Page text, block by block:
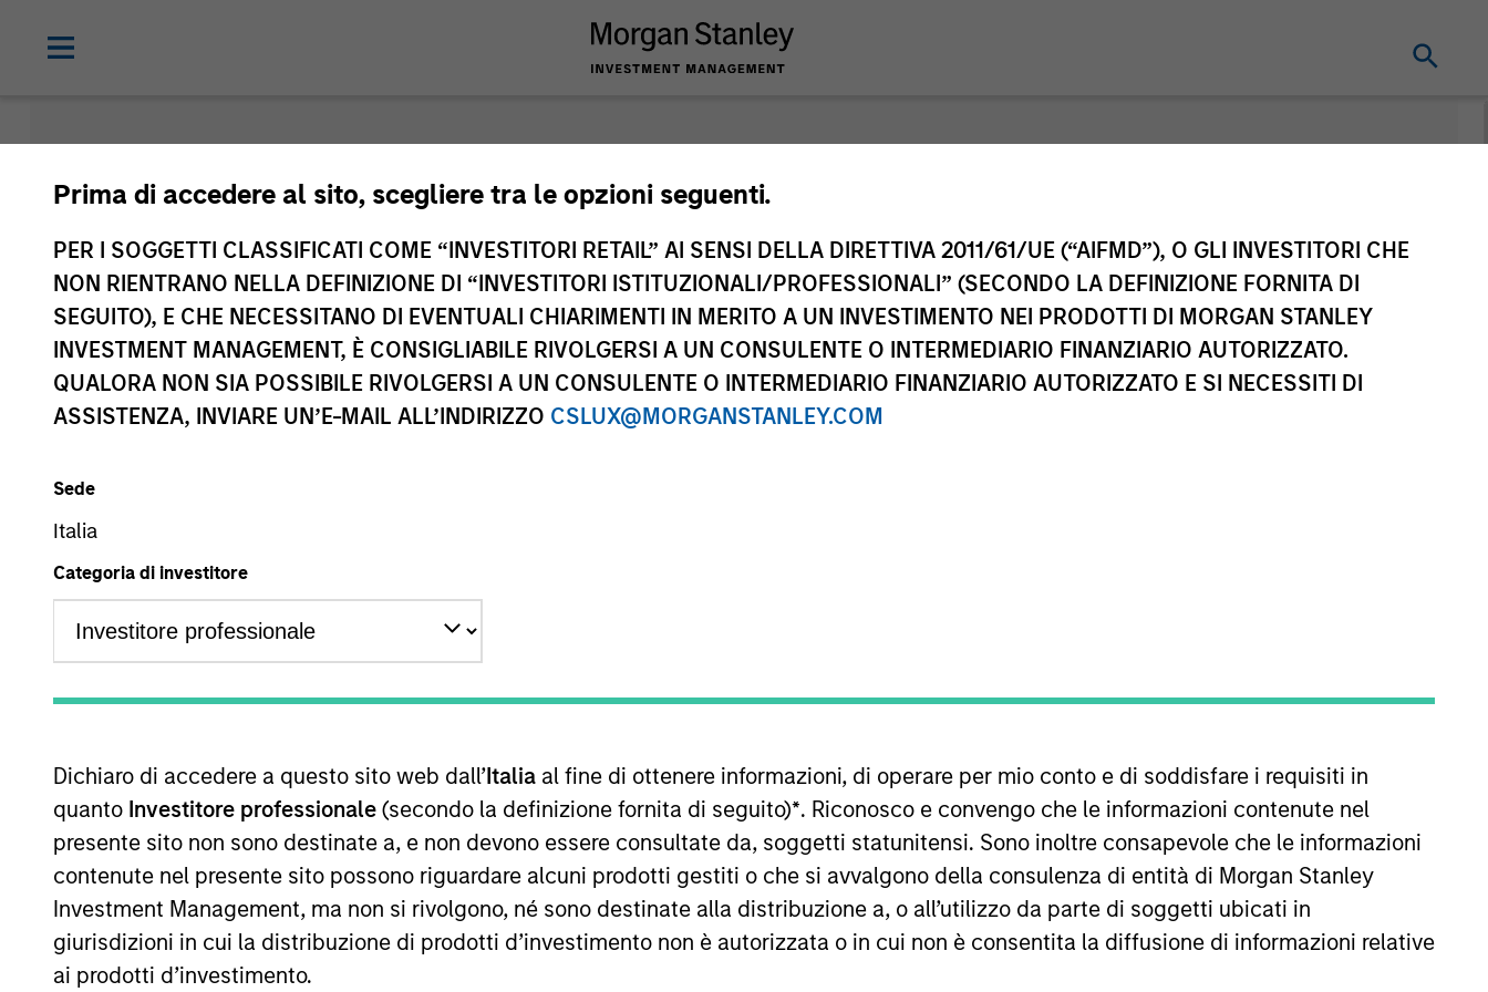
Prima di accedere al sito, scegliere tra le opzioni seguenti.
PER I SOGGETTI CLASSIFICATI COME “INVESTITORI RETAIL” AI SENSI DELLA DIRETTIVA 2011/61/UE (“AIFMD”), O GLI INVESTITORI CHE
NON RIENTRANO NELLA DEFINIZIONE DI “INVESTITORI ISTITUZIONALI/PROFESSIONALI” (SECONDO LA DEFINIZIONE FORNITA DI
SEGUITO), E CHE NECESSITANO DI EVENTUALI CHIARIMENTI IN MERITO A UN INVESTIMENTO NEI PRODOTTI DI MORGAN STANLEY
INVESTMENT MANAGEMENT, È CONSIGLIABILE RIVOLGERSI A UN CONSULENTE O INTERMEDIARIO FINANZIARIO AUTORIZZATO.
QUALORA NON SIA POSSIBILE RIVOLGERSI A UN CONSULENTE O INTERMEDIARIO FINANZIARIO AUTORIZZATO E SI NECESSITI DI
ASSISTENZA, INVIARE UN’E-MAIL ALL’INDIRIZZO CSLUX@MORGANSTANLEY.COM
Sede
Italia
Categoria di investitore
Dichiaro di accedere a questo sito web dall’Italia al fine di ottenere informazioni, di operare per mio conto e di soddisfare i requisiti in
quanto Investitore professionale (secondo la definizione fornita di seguito)*. Riconosco e convengo che le informazioni contenute nel
presente sito non sono destinate a, e non devono essere consultate da, soggetti statunitensi. Sono inoltre consapevole che le informazioni
contenute nel presente sito possono riguardare alcuni prodotti gestiti o che si avvalgono della consulenza di entità di Morgan Stanley
Investment Management, ma non si rivolgono, né sono destinate alla distribuzione a, o all’utilizzo da parte di soggetti ubicati in
giurisdizioni in cui la distribuzione di prodotti d’investimento non è autorizzata o in cui non è consentita la diffusione di informazioni relative
ai prodotti d’investimento.
Morgan Stanley Investment
Funds
A AR
La presente comunicazione ha carattere promozionale.
delle quote. Tutti i dati relativi alle performance e agli indici sono tratti da Morgan Stanley Investment Management.
Fare clic sul nome del Comparto per informazioni sui Rendimenti nell’anno solare.
*Devise de référence du fonds